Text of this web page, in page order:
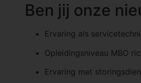
Ben jij onze
Ervaring als
Opleidingsniveau MBO
Ervaring met